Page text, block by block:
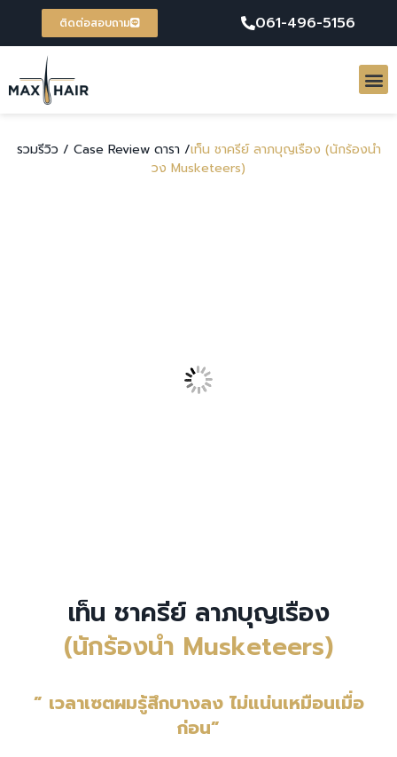
ติดต่อสอบถาม 061-496-5156
รวมรีวิว / Case Review ดารา /เท็น ชาครีย์ ลาภบุญเรือง (นักร้องนำ
วง Musketeers)
เท็น ชาครีย์ ลาภบุญเรือง
(นักร้องนำ Musketeers)
” เวลาเซตผมรู้สึกบางลง ไม่แน่นเหมือนเมื่อ
ก่อน”